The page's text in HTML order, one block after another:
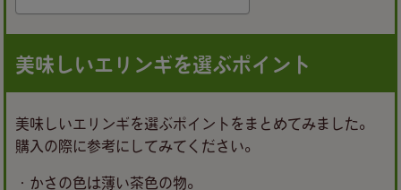
美味しいエリンギを選ぶポイント
美味しいエリンギを選ぶポイントをまとめてみました。
購入の際に参考にしてみてください。
・かさの色は薄い茶色の物。